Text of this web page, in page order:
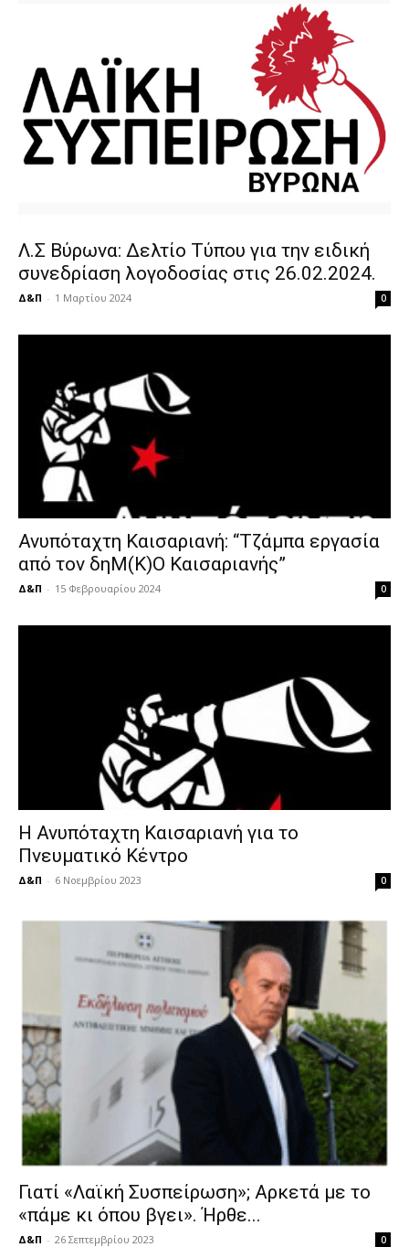
Λ.Σ Βύρωνα: Δελτίο Τύπου για την ειδική
συνεδρίαση λογοδοσίας στις 26.02.2024.
Δ&Π - 1 Μαρτίου 2024 0
Ανυπόταχτη Καισαριανή: “Τζάμπα εργασία
από τον δηΜ(Κ)Ο Καισαριανής”
Δ&Π - 15 Φεβρουαρίου 2024 0
Η Ανυπόταχτη Καισαριανή για το
Πνευματικό Κέντρο
Δ&Π - 6 Νοεμβρίου 2023 0
Γιατί «Λαϊκή Συσπείρωση»; Αρκετά με το
«πάμε κι όπου βγει». Ήρθε...
Δ&Π - 26 Σεπτεμβρίου 2023 0